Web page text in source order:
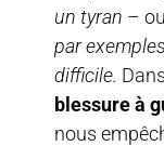
un tyran – ou
par
difficile.
blessure à
nous